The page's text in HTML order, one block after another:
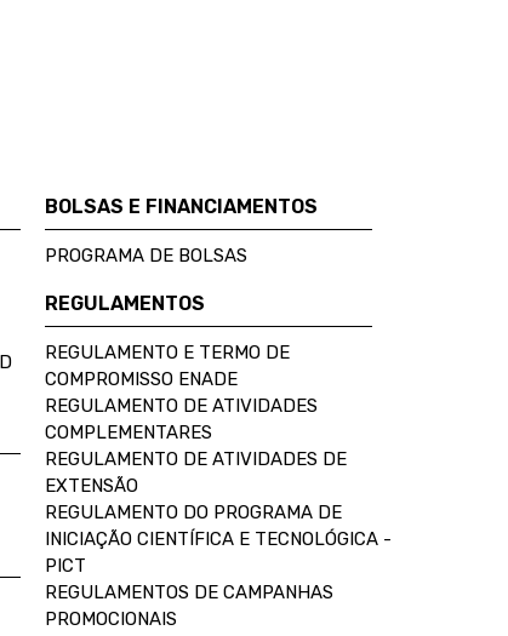
BOLSAS E FINANCIAMENTOS
PROGRAMA DE BOLSAS
REGULAMENTOS
REGULAMENTO E TERMO DE
COMPROMISSO ENADE
REGULAMENTO DE ATIVIDADES
COMPLEMENTARES
REGULAMENTO DE ATIVIDADES DE
EXTENSÃO
REGULAMENTO DO PROGRAMA DE
INICIAÇÃO CIENTÍFICA E TECNOLÓGICA -
PICT
REGULAMENTOS DE CAMPANHAS
PROMOCIONAIS